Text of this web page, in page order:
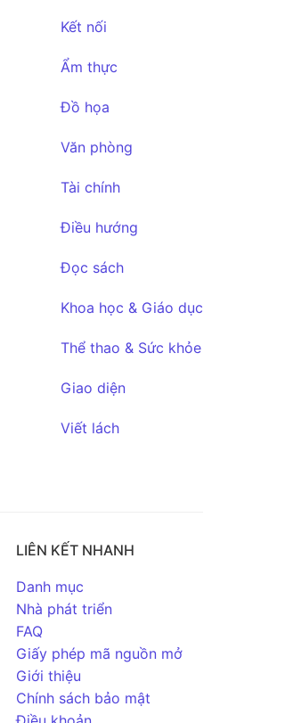
Kết nối
Ẩm thực
Đồ họa
Văn phòng
Tài chính
Điều hướng
Đọc sách
Khoa học & Giáo dục
Thể thao & Sức khỏe
Giao diện
Viết lách
LIÊN KẾT NHANH
Danh mục
Nhà phát triển
FAQ
Giấy phép mã nguồn mở
Giới thiệu
Chính sách bảo mật